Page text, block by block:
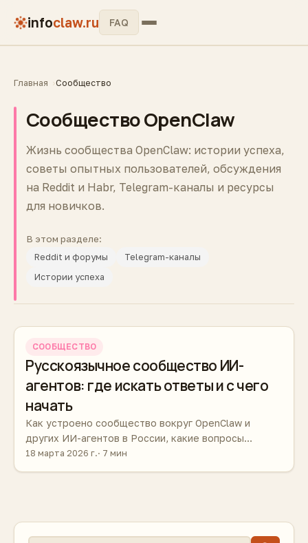
infoclaw.ru FAQ
Главная Сообщество
Сообщество OpenClaw
Жизнь сообщества OpenClaw: истории успеха,
советы опытных пользователей, обсуждения
на Reddit и Habr, Telegram-каналы и ресурсы
для новичков.
В этом разделе:
Reddit и форумы
Telegram-каналы
Истории успеха
СООБЩЕСТВО
Русскоязычное сообщество ИИ-
агентов: где искать ответы и с чего
начать
Как устроено сообщество вокруг OpenClaw и
других ИИ-агентов в России, какие вопросы
обсуждают чаще всего и куда идти новичку, чтобы
18 марта 2026 г. 7 мин